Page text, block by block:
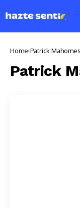
Home Patrick
Patrick